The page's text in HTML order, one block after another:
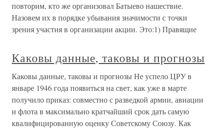
повторим, кто же организовал Батыево нашествие.
Назовем их в порядке убывания значимости с точки
зрения участия в организации акции. Это:1) Правящие
Каковы данные, таковы и прогнозы
Каковы данные, таковы и прогнозы Не успело ЦРУ в
январе 1946 года появиться на свет, как уже в марте
получило приказ: совместно с разведкой армии, авиации
и флота в максимально кратчайший срок дать самую
квалифицированную оценку Советскому Союзу. Как